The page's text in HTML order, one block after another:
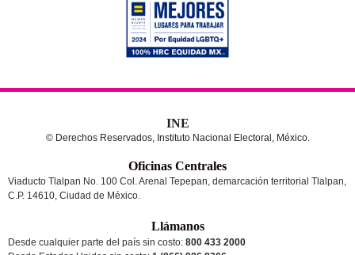
INE
© Derechos Reservados, Instituto Nacional Electoral, México.
Oficinas Centrales
Viaducto Tlalpan No. 100 Col. Arenal Tepepan, demarcación territorial Tlalpan,
C.P. 14610, Ciudad de México.
Llámanos
Desde cualquier parte del país sin costo: 800 433 2000